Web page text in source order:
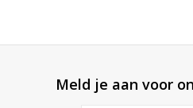
Meld je aan voor